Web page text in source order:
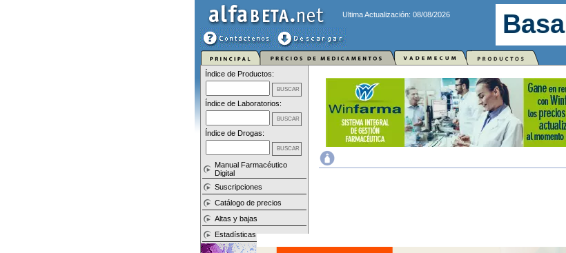
Ultima Actualización: 08/08/2026
Índice de Productos:
Índice de Laboratorios:
Índice de Drogas:
Manual Farmacéutico
Digital
Suscripciones
Catálogo de precios
Altas y bajas
Estadísticas